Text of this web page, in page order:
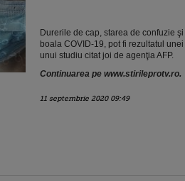
Durerile de cap, starea de confuzie
boala COVID-19, pot fi rezultatul
unui studiu citat joi de agenţia AFP.
Continuarea pe www.stirileprotv.ro.
11 septembrie 2020 09:49